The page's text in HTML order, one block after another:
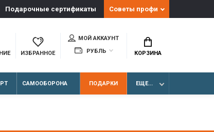
Подарочные сертификаты Советы профи
ИЗБРАННОЕ
МОЙ АККАУНТ
РУБЛЬ
КОРЗИНА
САМООБОРОНА ПОДАРКИ ЕЩЕ...